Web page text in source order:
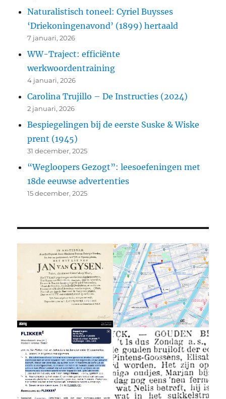
Naturalistisch toneel: Cyriel Buysses
‘Driekoningenavond’ (1899) hertaald
7 januari, 2026
WW-Traject: efficiënte
werkwoordentraining
4 januari, 2026
Carolina Trujillo – De Instructies (2024)
2 januari, 2026
Bespiegelingen bij de eerste Suske & Wiske
prent (1945)
31 december, 2025
“Wegloopers Gezogt”: leesoefeningen met
18de eeuwse advertenties
15 december, 2025